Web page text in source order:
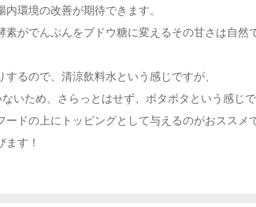
環境の改善が期待できます。
がでんぷんをブドウ糖に変えるその甘さは自然
るので、清涼飲料水という感じですが、
いため、さらっとはせず、ボタボタという感じで
ドの上にトッピングとして与えるのがおススメで
す！